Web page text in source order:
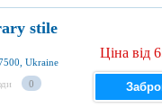
stile
Ukraine
0
Ціна від